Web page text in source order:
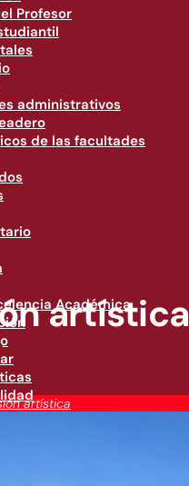
Profesor
administrativos
de las facultades
Académica
artística
artística